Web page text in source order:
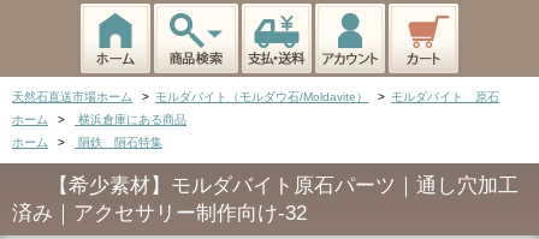
天然石直送市場ホーム > モルダバイト（モルダウ石/Moldavite） > モルダバイト 原石
ホーム
>
横浜倉庫にある商品
ホーム
> 隕鉄 隕石特集
【希少素材】モルダバイト原石パーツ｜通し穴加工
済み｜アクセサリー制作向け-32